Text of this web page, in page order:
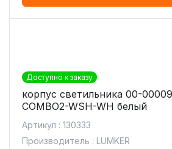
Доступно к заказу
корпус светильника 00-
COMBO2-WSH-WH белый
Артикул : 130333
Производитель : LUMKER